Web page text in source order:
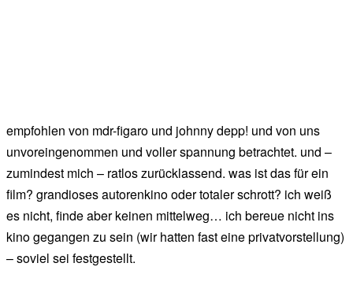
empfohlen von mdr-figaro und johnny depp! und von uns
unvoreingenommen und voller spannung betrachtet. und –
zumindest mich – ratlos zurücklassend. was ist das für ein
film? grandioses autorenkino oder totaler schrott? ich weiß
es nicht, finde aber keinen mittelweg… ich bereue nicht ins
kino gegangen zu sein (wir hatten fast eine privatvorstellung)
– soviel sei festgestellt.